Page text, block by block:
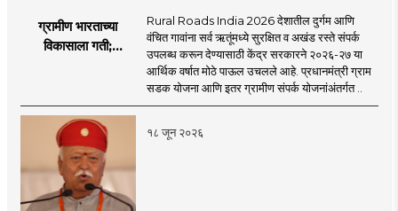
ग्रामीण भारताच्या
विकासाला गती;
लक्ष्य!
Rural Roads India 2026 देशातील दुर्गम आणि
वंचित गावांना सर्व ऋतूंमध्ये सुरक्षित व अखंड रस्ते संपर्क
उपलब्ध करून देण्यासाठी केंद्र सरकारने २०२६-२७ या
आर्थिक वर्षात मोठे पाऊल उचलले आहे. प्रधानमंत्री ग्राम
सडक योजना आणि इतर ग्रामीण संपर्क योजनांअंतर्गत ..
१८ जून २०२६